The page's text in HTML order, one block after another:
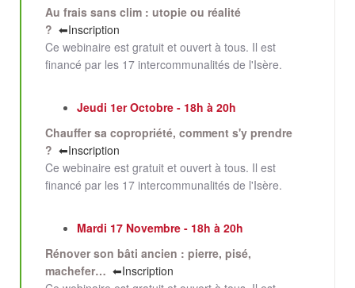
Au frais sans clim : utopie ou réalité
? ⬅Inscription
Ce webinaire est gratuit et ouvert à tous. Il est
financé par les 17 intercommunalités de l'Isère.
Jeudi 1er Octobre - 18h à 20h
Chauffer sa copropriété, comment s'y prendre
? ⬅Inscription
Ce webinaire est gratuit et ouvert à tous. Il est
financé par les 17 intercommunalités de l'Isère.
Mardi 17 Novembre - 18h à 20h
Rénover son bâti ancien : pierre, pisé,
machefer… ⬅Inscription